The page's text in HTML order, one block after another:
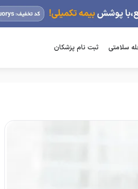
سلامتی ثبت نام پزشکان